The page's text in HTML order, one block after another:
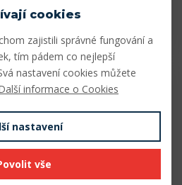
cookies
zajistili správné fungování a
tím pádem co nejlepší
nastavení cookies můžete
informace o Cookies
nastavení
vše